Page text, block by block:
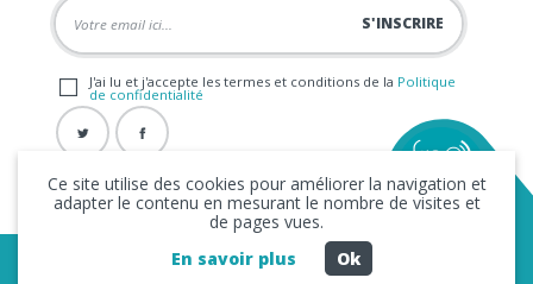
J'ai lu et j'accepte les termes et conditions de la Politique
de confidentialité
Copyright © 2026 La FRAP -Mentions légales
Ce site utilise des cookies pour améliorer la navigation et
adapter le contenu en mesurant le nombre de visites et
de pages vues.
En savoir plus
Ok